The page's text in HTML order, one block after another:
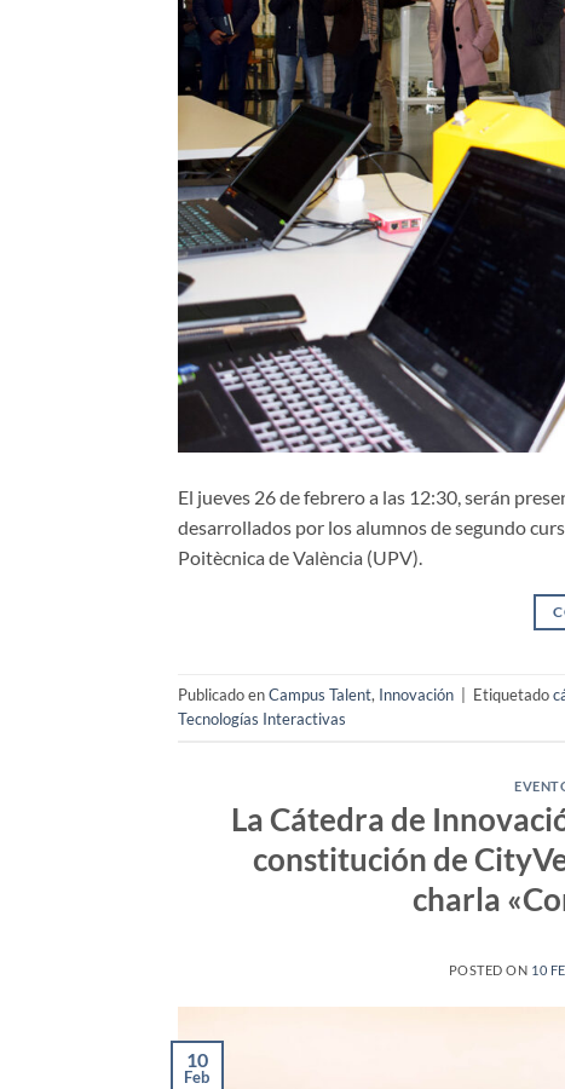
El jueves 26 de febrero a las 12:30, serán
desarrollados por los alumnos de segundo
Poitècnica de València (UPV).
Publicado enCampus Talent, Innovación Etiquetado
Tecnologías Interactivas
La Cátedra de
constitución de
charla
POSTED ON 10
10
Feb